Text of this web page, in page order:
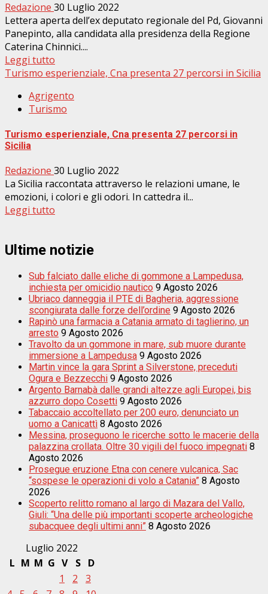
Redazione 30 Luglio 2022
Lettera aperta dell’ex deputato regionale del Pd, Giovanni
Panepinto, alla candidata alla presidenza della Regione
Caterina Chinnici....
Leggi tutto
Turismo esperienziale, Cna presenta 27 percorsi in Sicilia
Agrigento
Turismo
Turismo esperienziale, Cna presenta 27 percorsi in
Sicilia
Redazione 30 Luglio 2022
La Sicilia raccontata attraverso le relazioni umane, le
emozioni, i colori e gli odori. In cattedra il...
Leggi tutto
Ultime notizie
Sub falciato dalle eliche di gommone a Lampedusa,
inchiesta per omicidio nautico 9 Agosto 2026
Ubriaco danneggia il PTE di Bagheria, aggressione
scongiurata dalle forze dell’ordine 9 Agosto 2026
Rapinò una farmacia a Catania armato di taglierino, un
arresto 9 Agosto 2026
Travolto da un gommone in mare, sub muore durante
immersione a Lampedusa 9 Agosto 2026
Martin vince la gara Sprint a Silverstone, preceduti
Ogura e Bezzecchi 9 Agosto 2026
Argento Barnabà dalle grandi altezze agli Europei, bis
azzurro dopo Cosetti 9 Agosto 2026
Tabaccaio accoltellato per 200 euro, denunciato un
uomo a Canicattì 8 Agosto 2026
Messina, proseguono le ricerche sotto le macerie della
palazzina crollata. Oltre 30 vigili del fuoco impegnati 8
Agosto 2026
Prosegue eruzione Etna con cenere vulcanica, Sac
“sospese le operazioni di volo a Catania” 8 Agosto
2026
Scoperto relitto romano al largo di Mazara del Vallo,
Giuli: “Una delle più importanti scoperte archeologiche
subacquee degli ultimi anni” 8 Agosto 2026
Luglio 2022
L M M G V S
D
1
2
3